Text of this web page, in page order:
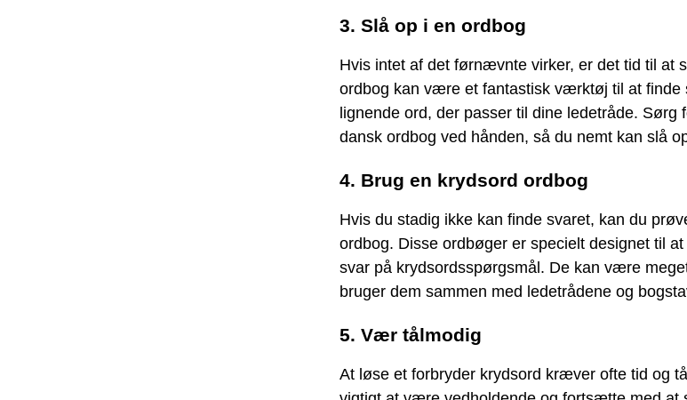
3. Slå op i en ordbog
Hvis intet af det førnævnte virker, er det tid til at
ordbog kan være et fantastisk værktøj til at finde
lignende ord, der passer til dine ledetråde. Sørg
dansk ordbog ved hånden, så du nemt kan slå
4. Brug en krydsord ordbog
Hvis du stadig ikke kan finde svaret, kan du
ordbog. Disse ordbøger er specielt designet til
svar på krydsordsspørgsmål. De kan være
bruger dem sammen med ledetrådene og
5. Vær tålmodig
At løse et forbryder krydsord kræver ofte tid og